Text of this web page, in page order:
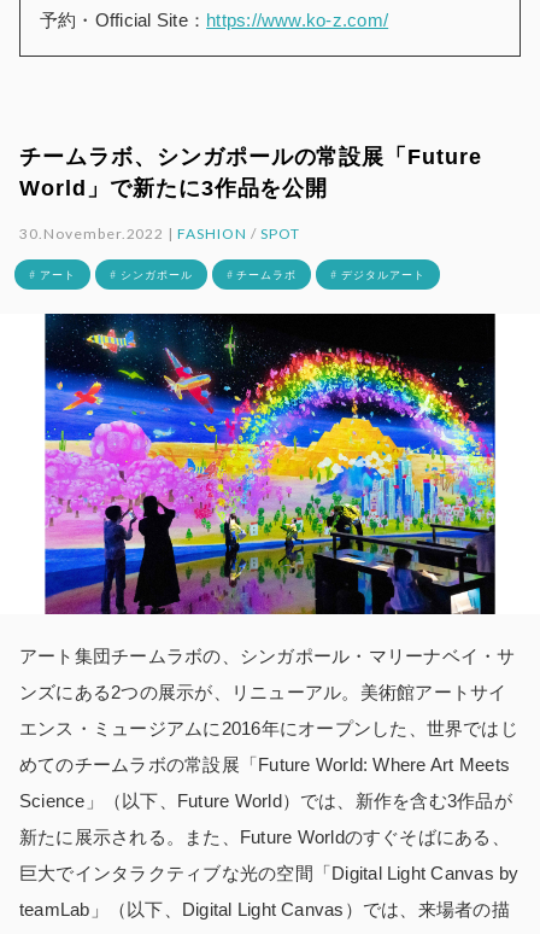
予約・Official Site： https://www.ko-z.com/
チームラボ、シンガポールの常設展「Future
World」で新たに3作品を公開
30.November.2022 |FASHION / SPOT
# アート # シンガポール # チームラボ # デジタルアート
アート集団チームラボの、シンガポール・マリーナベイ・サ
ンズにある2つの展示が、リニューアル。美術館アートサイ
エンス・ミュージアムに2016年にオープンした、世界ではじ
めてのチームラボの常設展「Future World: Where Art Meets
Science」（以下、Future World）では、新作を含む3作品が
新たに展示される。また、Future Worldのすぐそばにある、
巨大でインタラクティブな光の空間「Digital Light Canvas by
teamLab」（以下、Digital Light Canvas）では、来場者の描